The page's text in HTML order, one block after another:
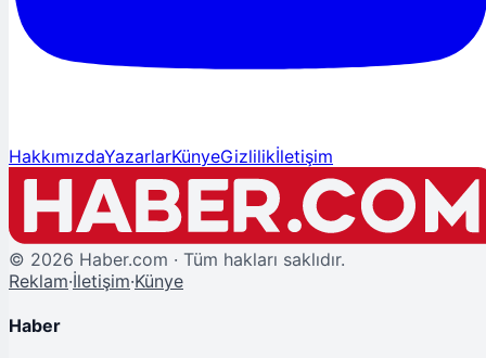
HakkımızdaYazarlarKünyeGizlilikİletişim
© 2026 Haber.com · Tüm hakları saklıdır.
Reklam·İletişim·Künye
Haber